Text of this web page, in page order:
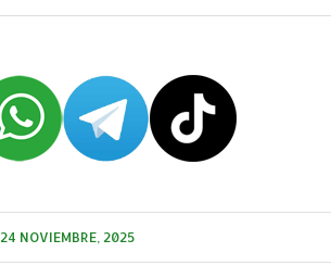
24 NOVIEMBRE, 2025